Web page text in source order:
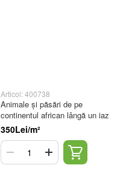
Articol: 400738
Animale și păsări de pe
continentul african lângă un iaz
350Lei/m²